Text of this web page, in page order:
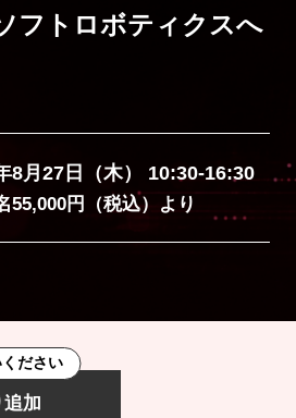
フトロボティクスへ
月27日（木） 10:30-16:30
円（税込）より
加
ださい